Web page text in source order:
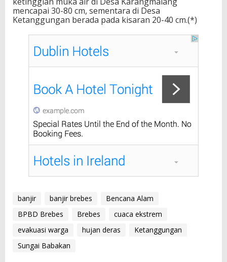
mencapai 30-80 cm, sementara di Desa
Ketanggungan berada pada kisaran 20-40 cm.(*)
banjir banjir brebes
Bencana Alam
BPBD Brebes
Brebes
cuaca ekstrem
evakuasi warga
hujan deras
Ketanggungan
Sungai Babakan